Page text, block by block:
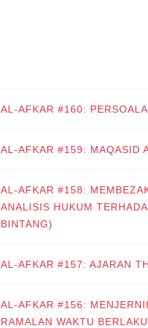
AL-AFKAR #160:
AL-AFKAR #159: MAQASID
AL-AFKAR #158:
ANALISIS HUKUM
BINTANG)
AL-AFKAR #157: AJARAN
AL-AFKAR #156:
RAMALAN WAKTU